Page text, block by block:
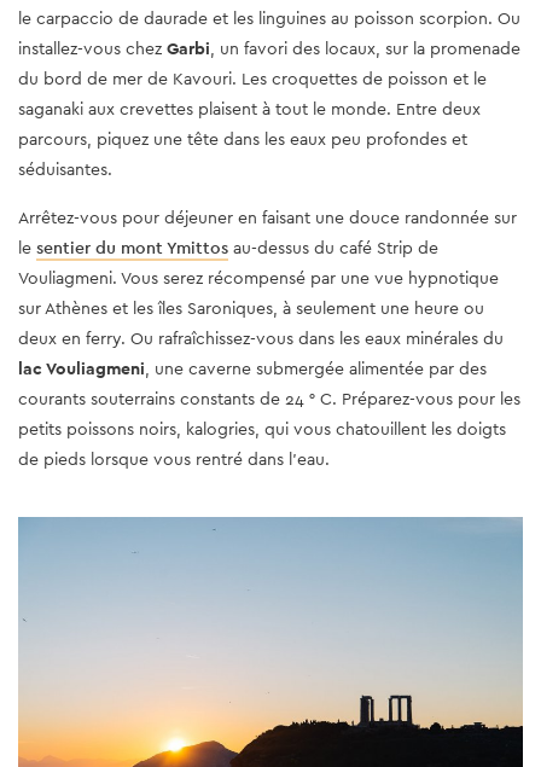
le carpaccio de daurade et les linguines au poisson scorpion. Ou
installez-vous chez Garbi, un favori des locaux, sur la promenade
du bord de mer de Kavouri. Les croquettes de poisson et le
saganaki aux crevettes plaisent à tout le monde. Entre deux
parcours, piquez une tête dans les eaux peu profondes et
séduisantes.
Arrêtez-vous pour déjeuner en faisant une douce randonnée sur
le sentier du mont Ymittos au-dessus du café Strip de
Vouliagmeni. Vous serez récompensé par une vue hypnotique
sur Athènes et les îles Saroniques, à seulement une heure ou
deux en ferry. Ou rafraîchissez-vous dans les eaux minérales du
lac Vouliagmeni, une caverne submergée alimentée par des
courants souterrains constants de 24 ° C. Préparez-vous pour les
petits poissons noirs, kalogries, qui vous chatouillent les doigts
de pieds lorsque vous rentré dans l'eau.